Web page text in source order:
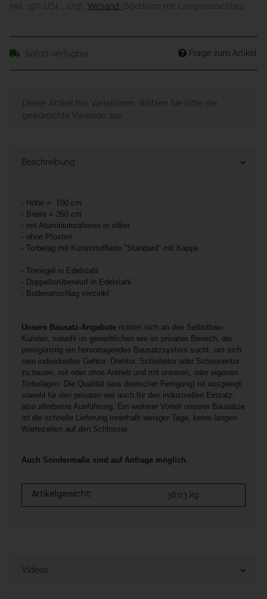
inkl. 19% USt. , zzgl. Versand (Spedition mit Längenzuschlag)
Sofort verfügbar Frage zum Artikel
xDieser Artikel hat Variationen. Wählen Sie bitte die
gewünschte Variation aus.
Beschreibung
- Höhe = 100 cm
- Breite = 350 cm
- mit Aluminiumrahmen in silber
- ohne Pfosten
- Torbelag mit Kunststofflatte "Standard" mit Kappe
- Torriegel in Edelstahl
- Doppeltorüberwurf in Edelstahl
- Bodenanschlag verzinkt
Unsere Bausatz-Angebote richten sich an den Selbstbau-
Kunden, sowohl im gewerblichen wie im privaten Bereich, der
preisgünstig ein hervorragendes Bausatzsystem sucht, um sich
sein individuelles Gehtor, Drehtor, Schiebetor oder Scheunentor
zu bauen, mit oder ohne Antrieb und mit unseren, oder eigenen
Torbelägen. Die Qualität (aus deutscher Fertigung) ist ausgelegt
sowohl für den privaten wie auch für den industriellen Einsatz,
also allerbeste Ausführung. Ein weiterer Vorteil unserer Bausätze
ist die schnelle Lieferung innerhalb weniger Tage, keine langen
Wartezeiten auf den Schlosser.
Auch Sondermaße sind auf Anfrage möglich.
Artikelgewicht: 38,03 kg
Videos